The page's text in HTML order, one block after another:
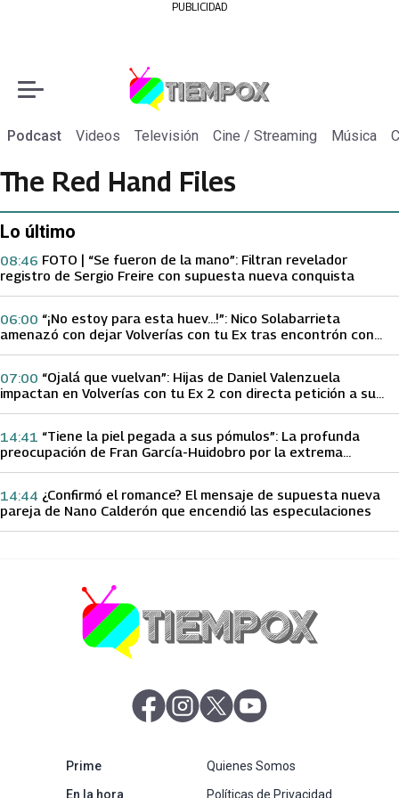
PUBLICIDAD
Podcast Videos Televisión Cine / Streaming Música
The Red Hand Files
Lo último
FOTO | “Se fueron de la mano”: Filtran revelador
registro de Sergio Freire con supuesta nueva conquista
08:46
“¡No estoy para esta huev…!”: Nico Solabarrieta
amenazó con dejar Volverías con tu Ex tras encontrón con
06:00
“Ojalá que vuelvan”: Hijas de Daniel Valenzuela
impactan en Volverías con tu Ex 2 con directa petición a su
07:00
“Tiene la piel pegada a sus pómulos”: La profunda
preocupación de Fran García-Huidobro por la extrema
14:41
¿Confirmó el romance? El mensaje de supuesta nueva
pareja de Nano Calderón que encendió las especulaciones
14:44
abre en nueva pestaña
abre en nueva pestaña
abre en nueva pestaña
Primeabre en nueva pestaña
En la horaabre en nueva pestaña
Quienes Somos
Políticas de Privacidad